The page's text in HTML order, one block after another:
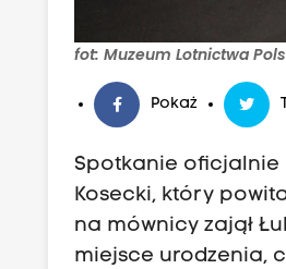
fot: Muzeum Lotnictwa
Pokaż
Spotkanie oficjalnie
Kosecki, który
na mównicy zajął
miejsce urodzenia,